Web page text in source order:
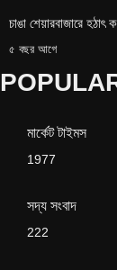
চাঙা শেয়ারবাজারে হঠাৎ
৫ বছর আগে
মার্কেট টাইমস
1977
সদ্য সংবাদ
222